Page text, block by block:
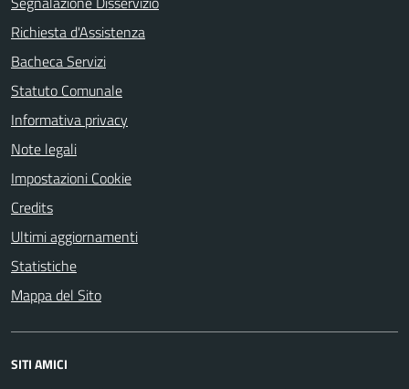
Richiesta d'Assistenza
Bacheca Servizi
Statuto Comunale
Informativa privacy
Note legali
Impostazioni Cookie
Credits
Ultimi aggiornamenti
Statistiche
Mappa del Sito
SITI AMICI